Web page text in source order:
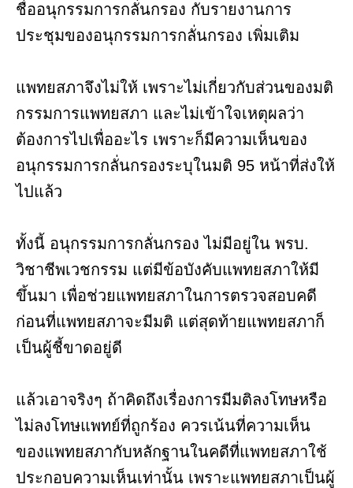
ชื่ออนุกรรมการกลั่นกรอง กับรายงานการ
ประชุมของอนุกรรมการกลั่นกรอง เพิ่มเติม
แพทยสภาจึงไม่ให้ เพราะไม่เกี่ยวกับส่วนของมติ
กรรมการแพทยสภา และไม่เข้าใจเหตุผลว่า
ต้องการไปเพื่ออะไร เพราะก็มีความเห็นของ
อนุกรรมการกลั่นกรองระบุในมติ 95 หน้าที่ส่งให้
ไปแล้ว
ทั้งนี้ อนุกรรมการกลั่นกรอง ไม่มีอยู่ใน พรบ.
วิชาชีพเวชกรรม แต่มีข้อบังคับแพทยสภาให้มี
ขึ้นมา เพื่อช่วยแพทยสภาในการตรวจสอบคดี
ก่อนที่แพทยสภาจะมีมติ แต่สุดท้ายแพทยสภาก็
เป็นผู้ชี้ขาดอยู่ดี
แล้วเอาจริงๆ ถ้าคิดถึงเรื่องการมีมติลงโทษหรือ
ไม่ลงโทษแพทย์ที่ถูกร้อง ควรเน้นที่ความเห็น
ของแพทยสภากับหลักฐานในคดีที่แพทยสภาใช้
ประกอบความเห็นเท่านั้น เพราะแพทยสภาเป็นผู้